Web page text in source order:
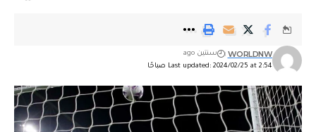
Last updated: 2024/02/25 at 2:54 صباحًا
WORLDNW سنتين ago